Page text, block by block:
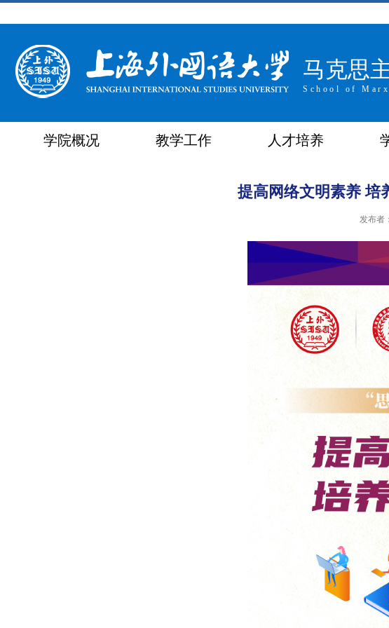
马克思
School of
学院概况 教学工作 人才培养
提高网络文明素养
发布者